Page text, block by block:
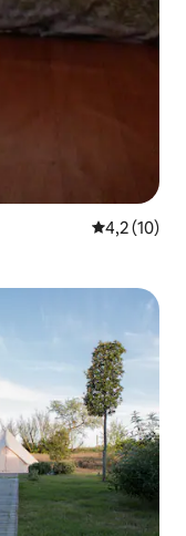
4,2 ud af 5
4,2 (10)